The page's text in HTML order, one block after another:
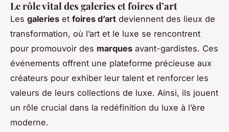
Le rôle vital des galeries et foires d’art
Les galeries et foires d’art deviennent des lieux de
transformation, où l’art et le luxe se rencontrent
pour promouvoir des marques avant-gardistes. Ces
événements offrent une plateforme précieuse aux
créateurs pour exhiber leur talent et renforcer les
valeurs de leurs collections de luxe. Ainsi, ils jouent
un rôle crucial dans la redéfinition du luxe à l’ère
moderne.